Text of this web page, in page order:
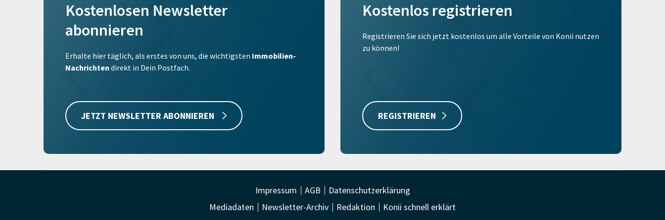
Kostenlosen Newsletter
abonnieren
Erhalte hier täglich, als erstes von uns, die wichtigsten Immobilien-
Nachrichten direkt in Dein Postfach.
JETZT NEWSLETTER ABONNIEREN
Kostenlos registrieren
Registrieren Sie sich jetzt kostenlos um alle Vorteile von Konii nutzen
zu können!
REGISTRIEREN
Impressum AGB
Datenschutzerklärung
Mediadaten
Newsletter-Archiv Redaktion Konii schnell erklärt